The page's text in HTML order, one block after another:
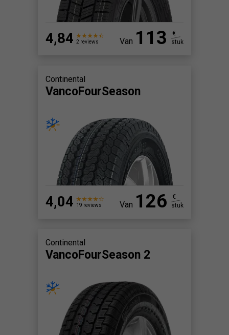
4,84 2 reviews Van 113
€
stuk
Continental
VancoFourSeason
4,04 19 reviews Van 126
€
stuk
Continental
VancoFourSeason 2